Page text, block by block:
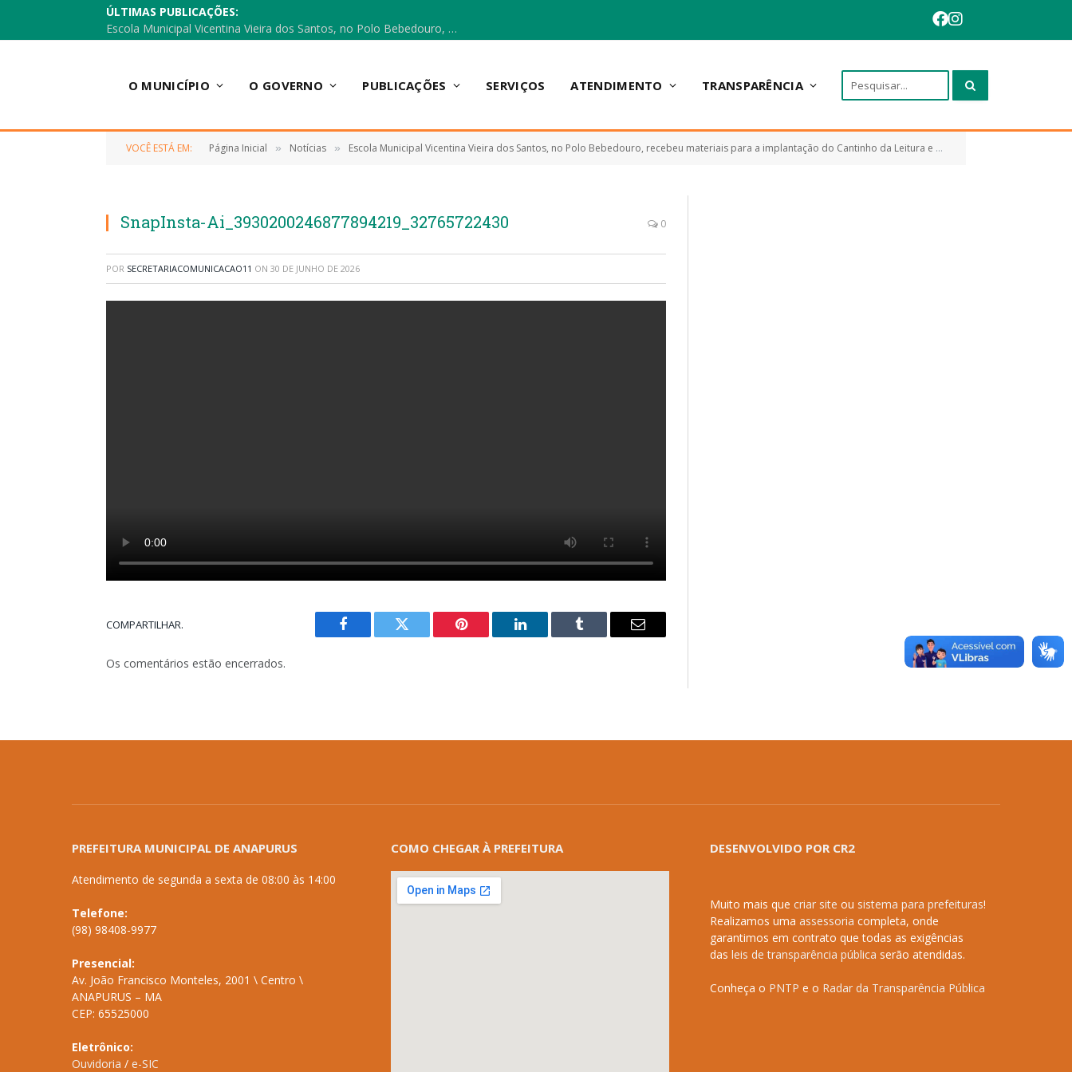
ÚLTIMAS PUBLICAÇÕES:
Escola Municipal Vicentina Vieira dos Santos, no Polo Bebedouro, recebeu materiais para a implantação do Cantinho da Leitura e da Sala Multidisciplinar.
O MUNICÍPIO O GOVERNO PUBLICAÇÕES SERVIÇOS ATENDIMENTO TRANSPARÊNCIA
VOCÊ ESTÁ EM: Página Inicial » Notícias » Escola Municipal Vicentina Vieira dos Santos, no Polo Bebedouro, recebeu materiais para a implantação do Cantinho da Leitura e da Sala Multidisciplinar.
SnapInsta-Ai_3930200246877894219_32765722430 0
POR SECRETARIACOMUNICACAO11 ON 30 DE JUNHO DE 2026
COMPARTILHAR.
Facebook Twitter Pinterest LinkedIn Tumblr
E-
Os comentários estão encerrados.
PREFEITURA MUNICIPAL DE ANAPURUS
Atendimento de segunda a sexta de 08:00 às 14:00
Telefone:
(98) 98408-9977
Presencial:
Av. João Francisco Monteles, 2001 \ Centro \
ANAPURUS – MA
CEP: 65525000
Eletrônico:
Ouvidoria / e-SIC
COMO CHEGAR À PREFEITURA DESENVOLVIDO POR CR2
Muito mais que criar site ou sistema para prefeituras!
Realizamos uma assessoria completa, onde
garantimos em contrato que todas as exigências
das leis de transparência pública serão atendidas.
Conheça o PNTP e o Radar da Transparência Pública